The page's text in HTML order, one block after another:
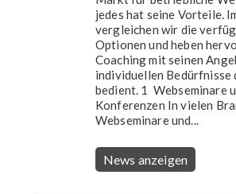
jedes hat seine Vorteile.
vergleichen wir die
Optionen und heben
Coaching mit seinen
individuellen Bedürfnisse
bedient. 1 Webseminare
Konferenzen In vielen
Webseminare und...
News anzeigen